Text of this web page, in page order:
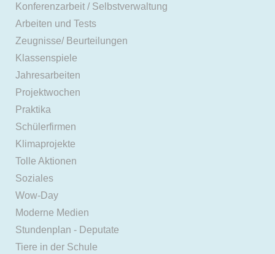
Konferenzarbeit / Selbstverwaltung
Arbeiten und Tests
Zeugnisse/ Beurteilungen
Klassenspiele
Jahresarbeiten
Projektwochen
Praktika
Schülerfirmen
Klimaprojekte
Tolle Aktionen
Soziales
Wow-Day
Moderne Medien
Stundenplan - Deputate
Tiere in der Schule